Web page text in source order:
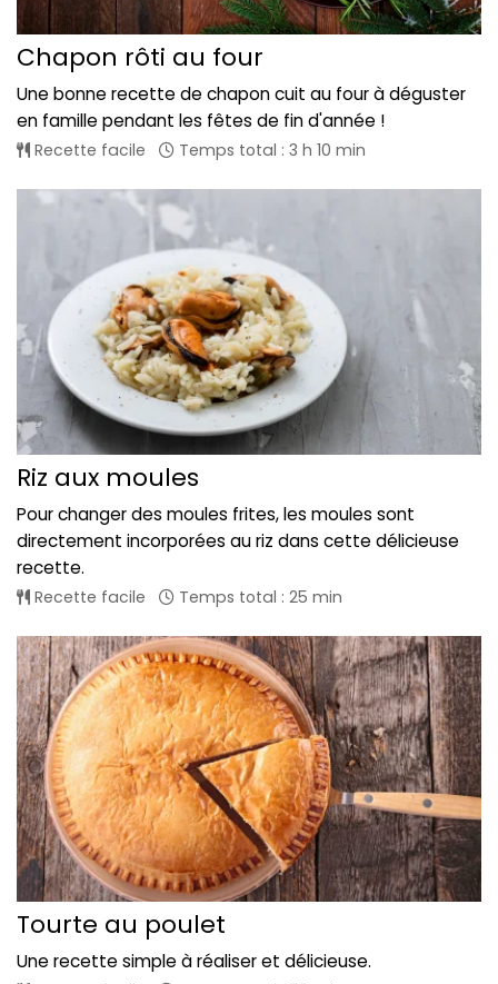
Chapon rôti au four
Une bonne recette de chapon cuit au four à déguster
en famille pendant les fêtes de fin d'année !
Recette facile Temps total : 3 h 10 min
Riz aux moules
Pour changer des moules frites, les moules sont
directement incorporées au riz dans cette délicieuse
recette.
Recette facile Temps total : 25 min
Tourte au poulet
Une recette simple à réaliser et délicieuse.